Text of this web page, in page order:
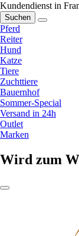
Kundendienst in
Suchen
Pferd
Reiter
Hund
Katze
Tiere
Zuchttiere
Bauernhof
Sommer-Special
Versand in 24h
Outlet
Marken
Wird zum